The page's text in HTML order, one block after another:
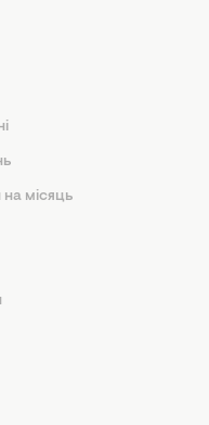
місяць